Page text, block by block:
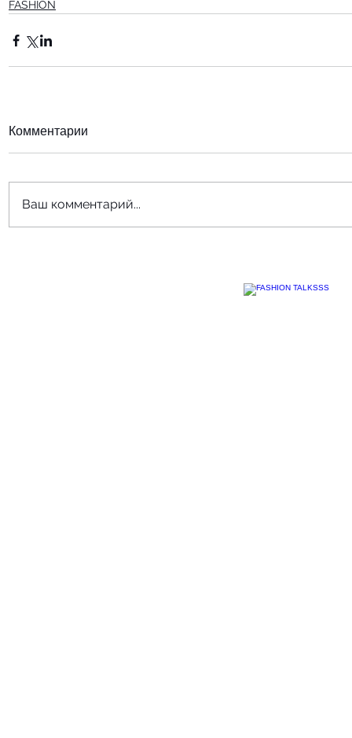
FASHION
Комментарии
Ваш комментарий...